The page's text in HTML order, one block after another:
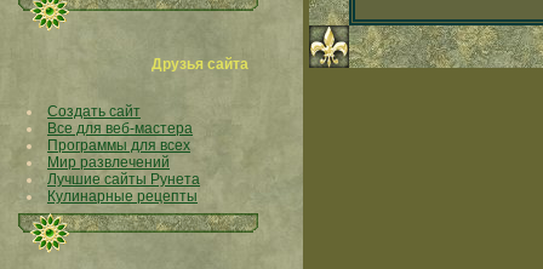
Друзья сайта
Создать сайт
Все для веб-мастера
Программы для всех
Мир развлечений
Лучшие сайты Рунета
Кулинарные рецепты